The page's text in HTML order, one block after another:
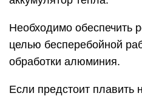
Необходимо обеспечить
целью бесперебойной
обработки алюминия.
Если предстоит плавить